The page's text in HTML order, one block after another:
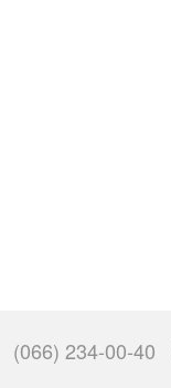
(066) 234-00-40